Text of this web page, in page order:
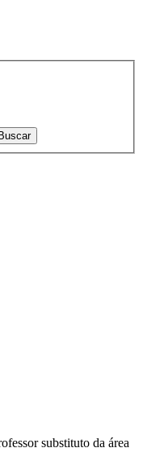
Buscar
substituto da área